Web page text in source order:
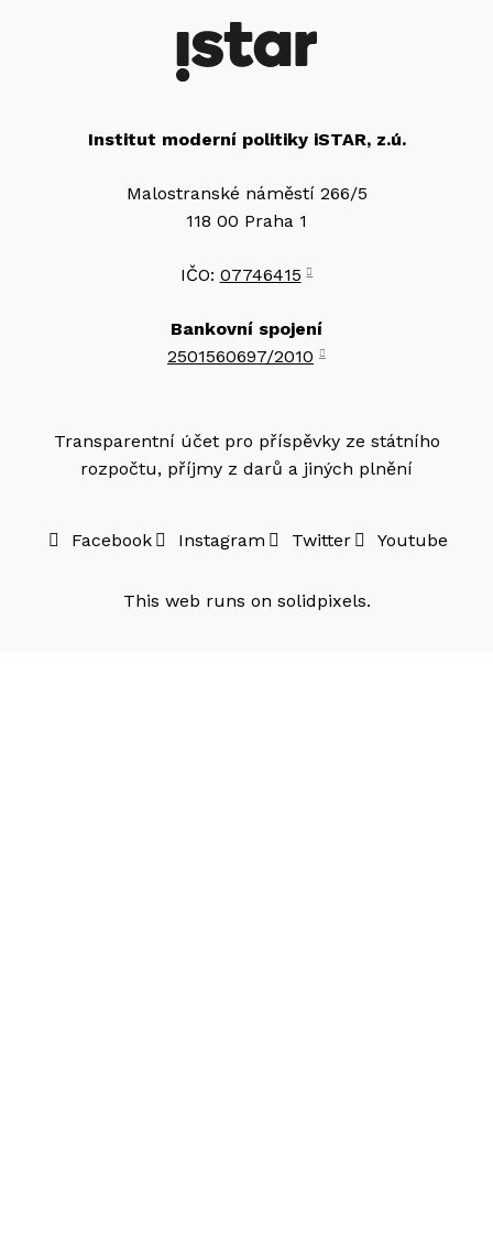
Institut moderní politiky iSTAR, z.ú.
Malostranské náměstí 266/5
118 00 Praha 1
IČO: 07746415
Bankovní spojení
2501560697/2010
Transparentní účet pro příspěvky ze státního
rozpočtu, příjmy z darů a jiných plnění
Facebook Instagram Twitter Youtube
This web runs on solidpixels.